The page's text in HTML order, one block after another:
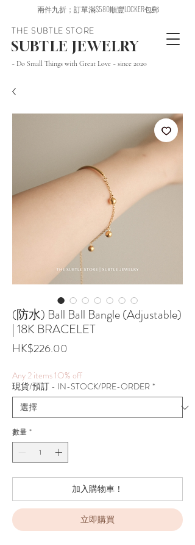
THE SUBTLE STORE
~ Do Small Things with Great Love ~ since 2020
兩件九折；訂單滿$580順豐LOCKER包郵
SUBTLE JEWELRY
(防水) Ball Ball Bangle (Adjustable)
| 18K BRACELET
HK$226.00
Any 2 items 1O% off
現貨/預訂 - IN-STOCK/PRE-ORDER *
數量 *
加入購物車！
立即購買